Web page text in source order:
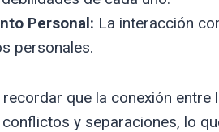
Personal: La interacción
personales.
que la conexión
y separaciones, lo